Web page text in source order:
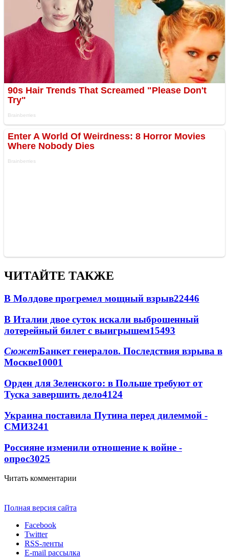
ЧИТАЙТЕ ТАКЖЕ
В Молдове прогремел мощный взрыв22446
В Италии двое суток искали выброшенный
лотерейный билет с выигрышем15493
СюжетБанкет генералов. Последствия взрыва в
Москве10001
Орден для Зеленского: в Польше требуют от
Туска завершить дело4124
Украина поставила Путина перед дилеммой -
СМИ3241
Россияне изменили отношение к войне -
опрос3025
Читать комментарии
Полная версия сайта
Facebook
Twitter
RSS-ленты
E-mail рассылка